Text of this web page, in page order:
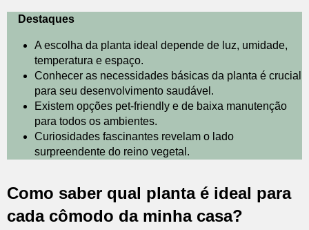
Destaques
A escolha da planta ideal depende de luz, umidade,
temperatura e espaço.
Conhecer as necessidades básicas da planta é crucial
para seu desenvolvimento saudável.
Existem opções pet-friendly e de baixa manutenção
para todos os ambientes.
Curiosidades fascinantes revelam o lado
surpreendente do reino vegetal.
Como saber qual planta é ideal para
cada cômodo da minha casa?